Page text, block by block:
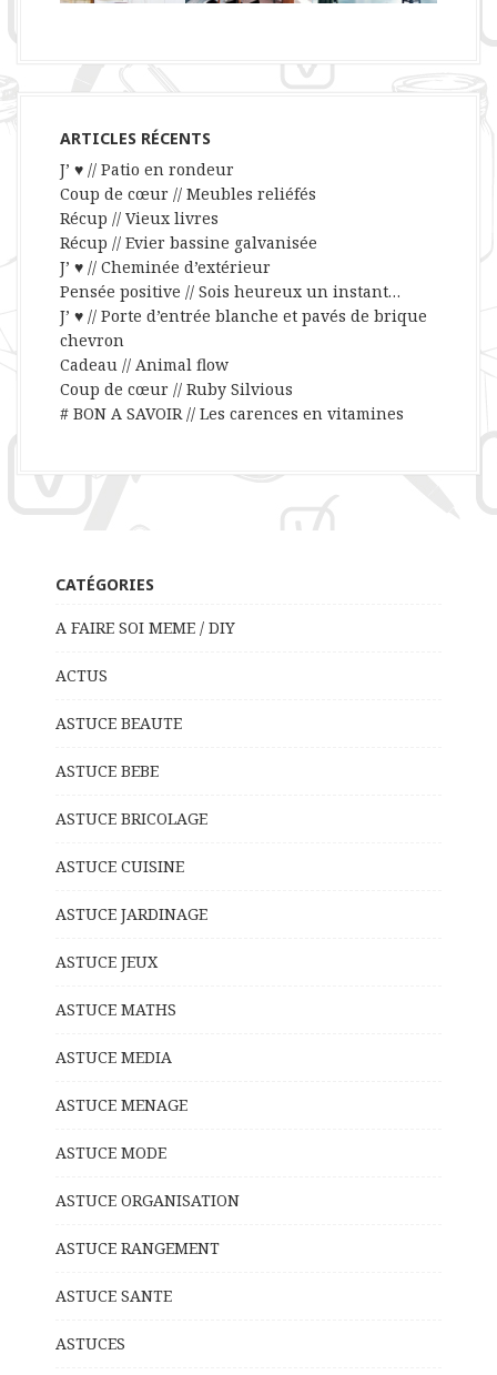
ARTICLES RÉCENTS
J’ ♥ // Patio en rondeur
Coup de cœur // Meubles reliéfés
Récup // Vieux livres
Récup // Evier bassine galvanisée
J’ ♥ // Cheminée d’extérieur
Pensée positive // Sois heureux un instant…
J’ ♥ // Porte d’entrée blanche et pavés de brique
chevron
Cadeau // Animal flow
Coup de cœur // Ruby Silvious
# BON A SAVOIR // Les carences en vitamines
CATÉGORIES
A FAIRE SOI MEME / DIY
ACTUS
ASTUCE BEAUTE
ASTUCE BEBE
ASTUCE BRICOLAGE
ASTUCE CUISINE
ASTUCE JARDINAGE
ASTUCE JEUX
ASTUCE MATHS
ASTUCE MEDIA
ASTUCE MENAGE
ASTUCE MODE
ASTUCE ORGANISATION
ASTUCE RANGEMENT
ASTUCE SANTE
ASTUCES